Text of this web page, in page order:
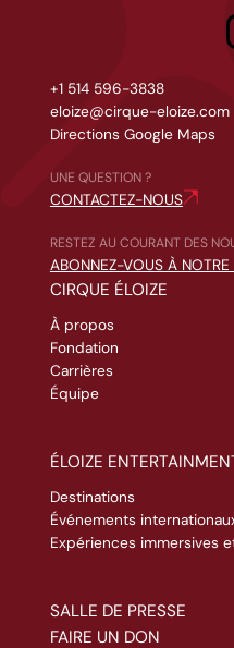
+1 514 596-3838
eloize@cirque-eloize.com
Directions Google Maps
UNE QUESTION ?
CONTACTEZ-NOUS
RESTEZ AU COURANT DES
ABONNEZ-VOUS À NOTRE
CIRQUE ÉLOIZE
À propos
Fondation
Carrières
Équipe
ÉLOIZE
Destinations
Événements
Expériences immersives
SALLE DE PRESSE
FAIRE UN DON